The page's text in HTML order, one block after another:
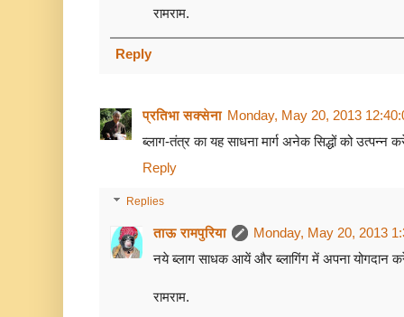
रामराम.
Reply
प्रतिभा सक्सेना Monday, May 20, 2013
ब्लाग-तंत्र का यह साधना मार्ग अनेक सिद्धों को उत्पन्न
Reply
Replies
ताऊ रामपुरिया
Monday, May 20, 2013
नये ब्लाग साधक आयें और ब्लागिंग में अपना योगदान
रामराम.